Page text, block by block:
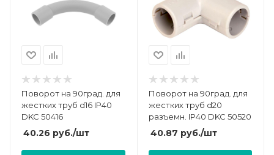
Поворот на 90град. для
жестких труб d16 IP40
DKC 50416
40.26 руб./шт
Поворот на 90град. для
жестких труб d20
разъемн. IP40 DKC 50520
40.87 руб./шт